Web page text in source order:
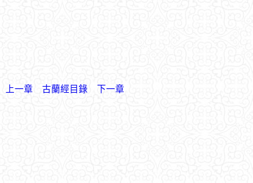
上一章 古蘭經目錄 下一章